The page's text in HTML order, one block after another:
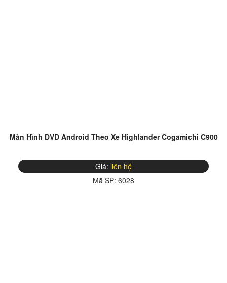
Màn Hình DVD Android Theo Xe Highlander Cogamichi C900
Giá: liên hệ
Mã SP: 6028